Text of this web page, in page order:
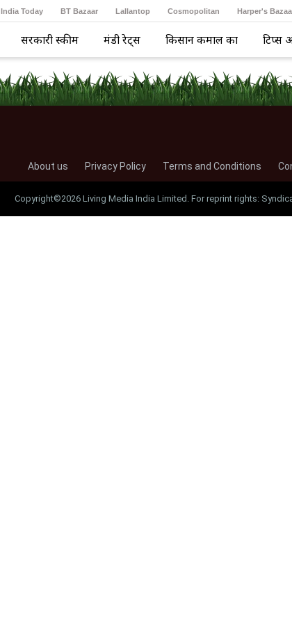
India Today BT Bazaar Lallantop Cosmopolitan Harper's
सरकारी स्कीम मंडी रेट्स किसान कमाल का टिप्स
About us Privacy Policy Terms and Conditions
Copyright©2026 Living Media India Limited. For reprint rights: